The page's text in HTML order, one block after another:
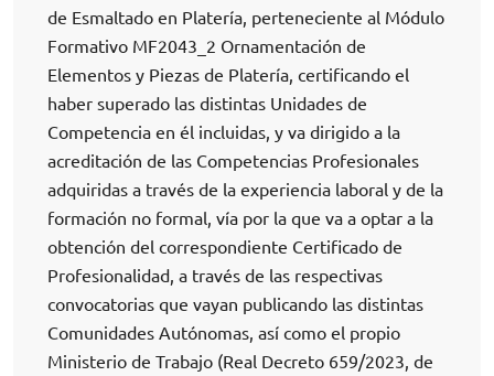
de Esmaltado en Platería, perteneciente al Módulo
Formativo MF2043_2 Ornamentación de
Elementos y Piezas de Platería, certificando el
haber superado las distintas Unidades de
Competencia en él incluidas, y va dirigido a la
acreditación de las Competencias Profesionales
adquiridas a través de la experiencia laboral y de la
formación no formal, vía por la que va a optar a la
obtención del correspondiente Certificado de
Profesionalidad, a través de las respectivas
convocatorias que vayan publicando las distintas
Comunidades Autónomas, así como el propio
Ministerio de Trabajo (Real Decreto 659/2023, de